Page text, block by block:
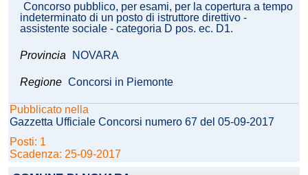
Concorso pubblico, per esami, per la copertura a tempo
indeterminato di un posto di istruttore direttivo -
assistente sociale - categoria D pos. ec. D1.
Provincia NOVARA
Regione Concorsi in Piemonte
Pubblicato nella
Gazzetta Ufficiale Concorsi numero 67 del 05-09-2017
Posti: 1
Scadenza: 25-09-2017